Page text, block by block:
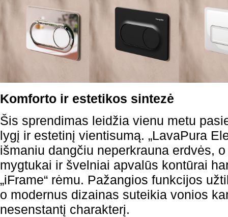
Komforto ir estetikos sintezė
Šis sprendimas leidžia vienu metu
lygį ir estetinį vientisumą. „LavaPura
išmaniu dangčiu neperkrauna erdvės,
mygtukai ir švelniai apvalūs kontūrai
„iFrame“ rėmu. Pažangios funkcijos
o modernus dizainas suteikia vonios
nesenstantį charakterį.